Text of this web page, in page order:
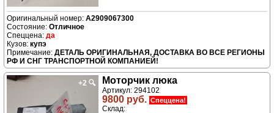
A2909067300
Отличное
да
купэ
ДЕТАЛЬ ОРИГИНАЛЬНАЯ, ДОСТАВКА ВО ВСЕ РЕГИОНЫ
РФ И СНГ ТРАНСПОРТНОЙ КОМПАНИЕЙ!
+2 🔍 Моторчик люка
Артикул: 294102
9800 руб. Спеццена!
Склад: